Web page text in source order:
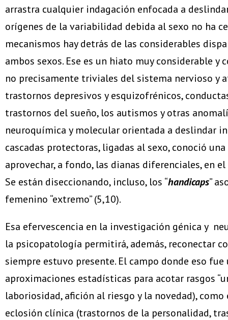
arrastra cualquier indagación enfocada a
orígenes de la variabilidad debida al sexo no ha
mecanismos hay detrás de las considerables
ambos sexos. Ese es un hiato muy considerable
no precisamente triviales del sistema nervioso y
trastornos depresivos y esquizofrénicos,
trastornos del sueño, los autismos y otras
neuroquímica y molecular orientada a deslindar
cascadas protectoras, ligadas al sexo, conoció
aprovechar, a fondo, las dianas diferenciales, en
Se están diseccionando, incluso, los “handicaps”
femenino “extremo” (5,10).
Esa efervescencia en la investigación génica y
la psicopatología permitirá, además, reconectar
siempre estuvo presente. El campo donde eso
aproximaciones estadísticas para acotar rasgos
laboriosidad, afición al riesgo y la novedad),
eclosión clínica (trastornos de la personalidad,